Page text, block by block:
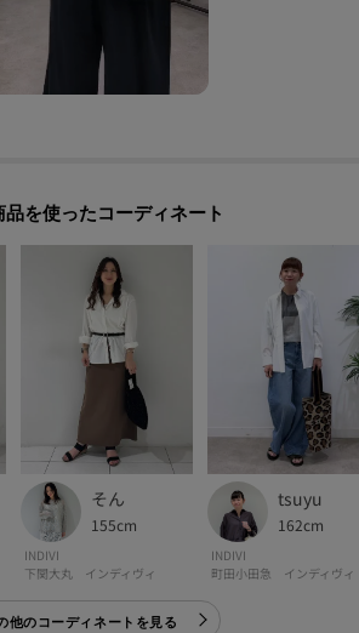
W59 H87 着用サイズ：38（M）
品を使った
そん
155cm
INDIVI
下関大丸 インディヴィ
tsuyu
162cm
INDIVI
町田小田急 インディヴィ
他のコーディネートを見る